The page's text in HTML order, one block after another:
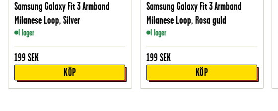
Samsung Galaxy Fit 3 Armband
Milanese Loop, Silver
I lager
199 SEK
KÖP
Samsung Galaxy Fit 3 Armband
Milanese Loop, Rosa guld
I lager
199 SEK
KÖP